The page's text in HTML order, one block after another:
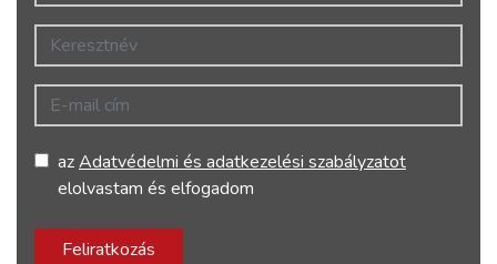
Keresztnév
E-mail cím
azAdatvédelmi és adatkezelési szabályzatot
elolvastam és elfogadom
Feliratkozás